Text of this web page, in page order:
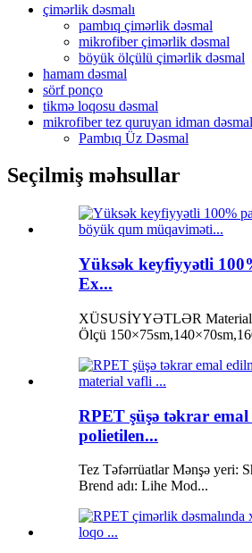
çimərlik dəsmalı
pambıq çimərlik dəsmal
mikrofiber çimərlik dəsmal
böyük ölçülü çimərlik dəsmal
hamam dəsmal
sörf ponço
tikmə loqosu dəsmal
mikrofiber tez quruyan idman dəsmal
Pambıq Üz Dəsmal
Seçilmiş məhsullar
Yüksək keyfiyyətli
Ex...
XÜSUSİYYƏTLƏR Material
Ölçü
RPET şüşə təkrar
polietilen...
Tez Təfərrüatlar Mənşə yeri:
Brend adı: Lihe Mod...